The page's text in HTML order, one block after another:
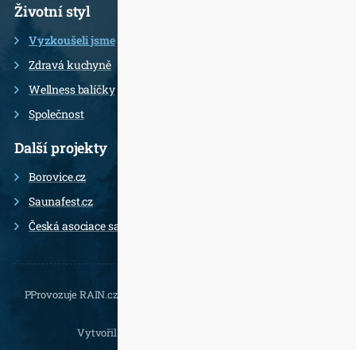
Životní styl
Vyzkoušeli jsme
Zdravá kuchyně
Wellness balíčky
Společnost
Další projekty
Borovice.cz
Saunafest.cz
Česká asociace saunérů
PProvozuje RAIN.cz, Daliborova 22a, 102 00 Praha 10 - Hostivař,
Vytvořil